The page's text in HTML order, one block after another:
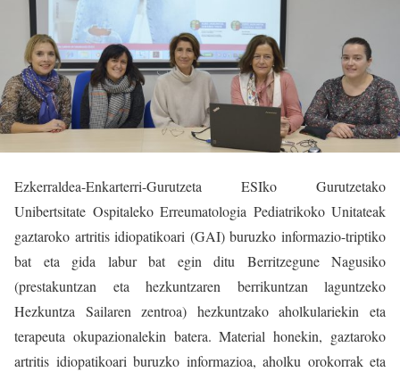
Ezkerraldea-Enkarterri-Gurutzeta ESIko Gurutzetako
Unibertsitate Ospitaleko Erreumatologia Pediatrikoko Unitateak
gaztaroko artritis idiopatikoari (GAI) buruzko informazio-triptiko
bat eta gida labur bat egin ditu Berritzegune Nagusiko
(prestakuntzan eta hezkuntzaren berrikuntzan laguntzeko
Hezkuntza Sailaren zentroa) hezkuntzako aholkulariekin eta
terapeuta okupazionalekin batera. Material honekin, gaztaroko
artritis idiopatikoari buruzko informazioa, aholku orokorrak eta